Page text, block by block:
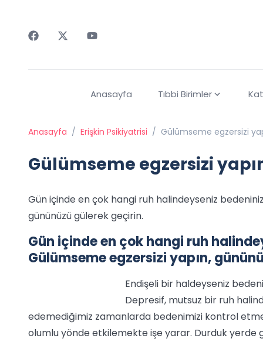
Anasayfa Tıbbi Birimler
Anasayfa / Erişkin Psikiyatrisi / Gülümseme egzersizi
Gülümseme egzersizi
Gün içinde en çok hangi ruh halindeyseniz
gününüzü gülerek geçirin.
Gün içinde en çok hangi ruh
Gülümseme egzersizi yapın,
Endişeli bir haldeyseniz
Depresif, mutsuz bir ruh
edemediğimiz zamanlarda bedenimizi kontrol
olumlu yönde etkilemekte işe yarar. Durduk yerde